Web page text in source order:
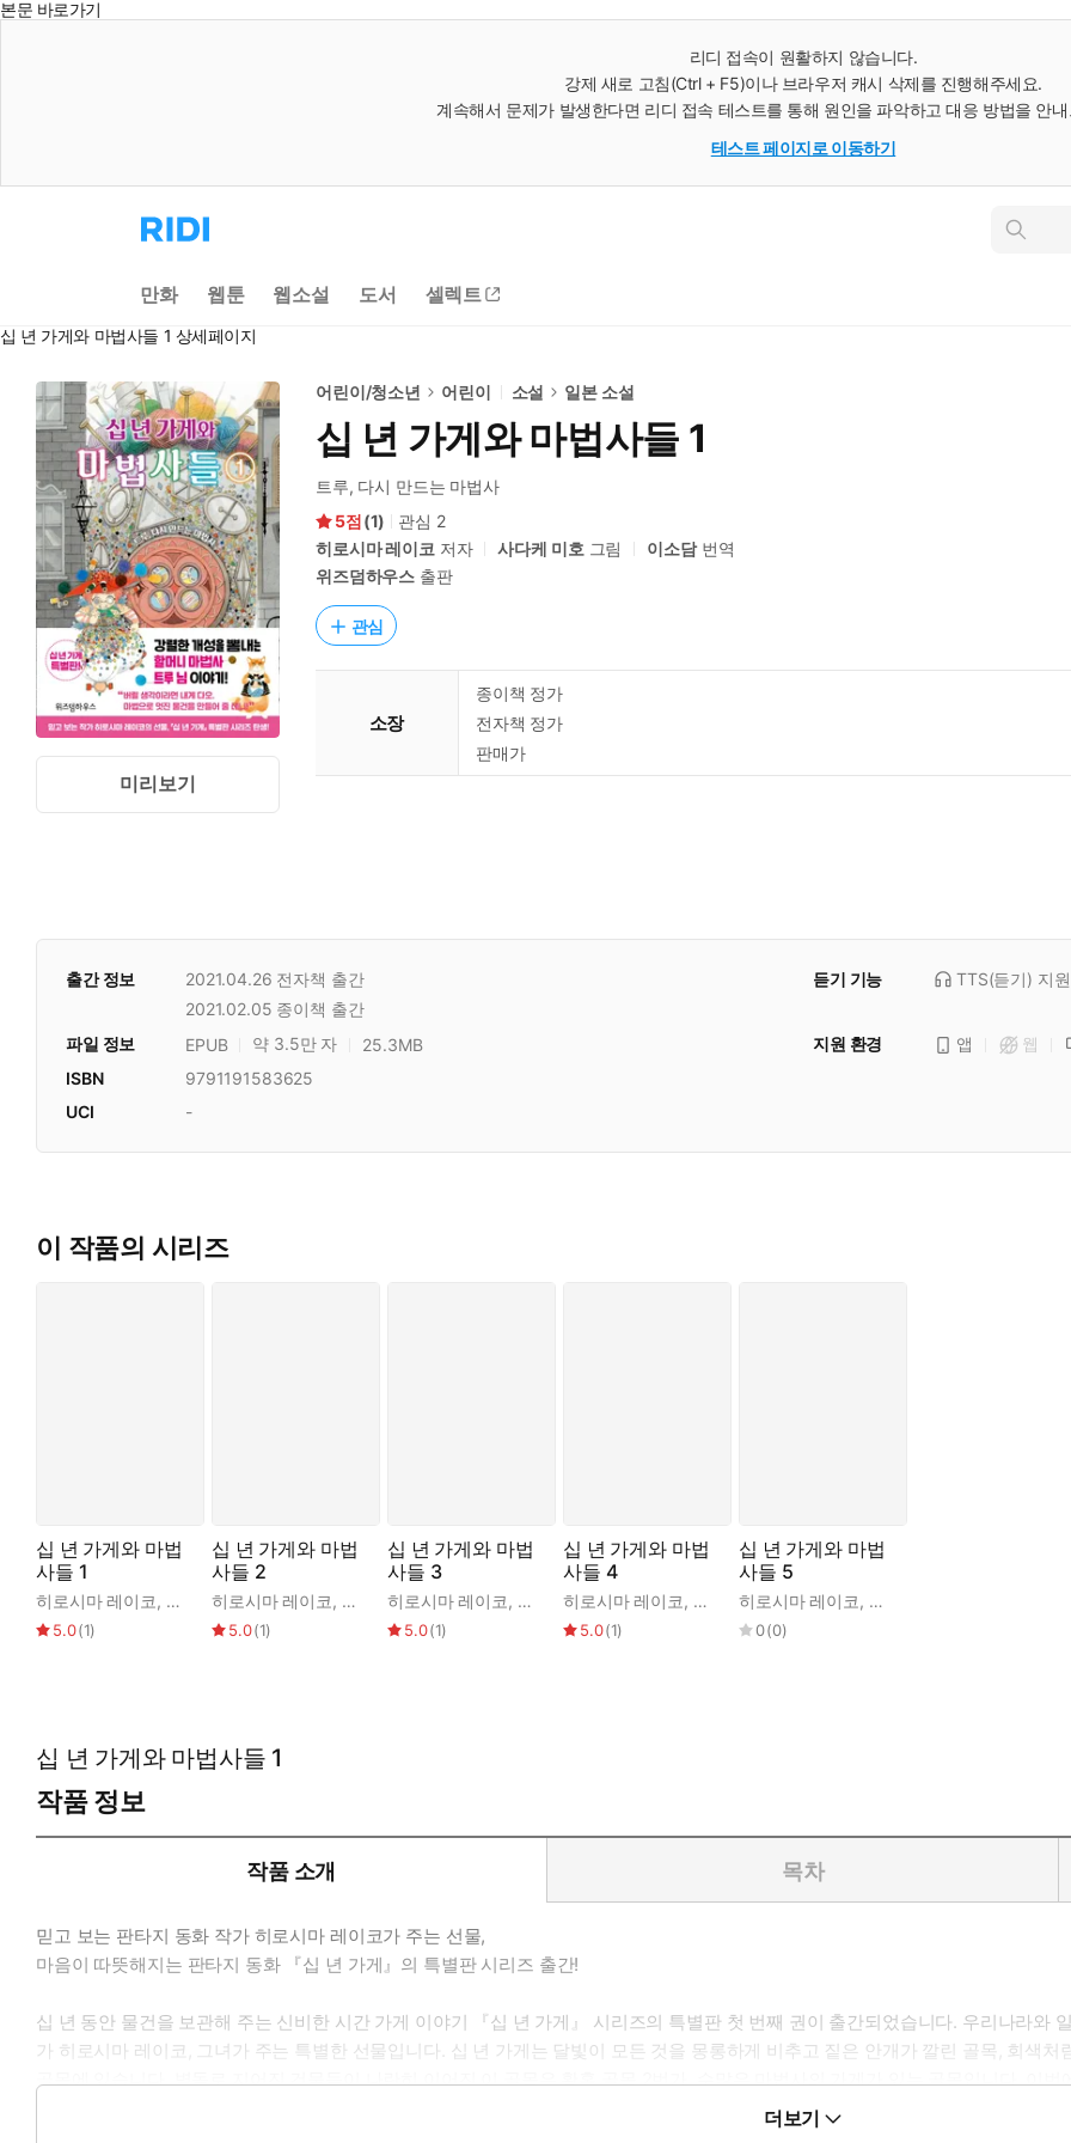
본문 바로가기
리디 접속이 원활하지 않습니다.
강제 새로 고침(Ctrl + F5)이나 브라우저 캐시 삭제를 진행해주세요.
계속해서 문제가 발생한다면 리디 접속 테스트를 통해 원인을 파악하고 대응 방법을 안
테스트 페이지로 이동하기
리
디
으
로
동
인
만화 웹툰 웹소설 도서 셀렉트
십 년 가게와 마법사들 1 상세페이지
미리보기
어린이/청소년 어린이 소설 일본 소설
십 년 가게와 마법사들 1
트루, 다시 만드는 마법사
5
(1) 관심 2
히로시마 레이코 저자 사다케 미호 그림 이소담번역
위즈덤하우스 출판
관심
소장
종이책 정가
전자책 정가
판매가
출간 정보 2021.04.26 전자책 출간
2021.02.05 종이책 출간
듣기 기능 TTS(듣기) 지원
파일 정보 EPUB 약 3.5만 자 25.3MB 지원 환경 앱
웹
ISBN
9791191583625
UCI
-
이 작품의 시리즈
십 년 가게와 마법
사들 1
히로시마 레이코, 사다케 미호,이소담
5.0(1)
십 년 가게와 마법
사들 2
히로시마 레이코, 사다케 미호,이소담
5.0(1)
십 년 가게와 마법
사들 3
히로시마 레이코, 사다케 미호,이소담
5.0(1)
십 년 가게와 마법
사들 4
히로시마 레이코, 사다케 미호,이소담
5.0(1)
십 년 가게와 마법
사들 5
히로시마 레이코, 사다케 미호
0(0)
십 년 가게와 마법사들 1
작품 정보
작품 소개 목차
믿고 보는 판타지 동화 작가 히로시마 레이코가 주는 선물,
마음이 따뜻해지는 판타지 동화 『십 년 가게』의 특별판 시리즈 출간!
십 년 동안 물건을 보관해 주는 신비한 시간 가게 이야기 『십 년 가게』 시리즈의 특별판 첫 번째 권이 출간되었습니다. 우리나라와
가 히로시마 레이코, 그녀가 주는 특별한 선물입니다. 십 년 가게는 달빛이 모든 것을 몽롱하게 비추고 짙은 안개가 깔린 골목, 회색
골목에 있습니다. 벽돌로 지어진 건물들이 나란히 이어진 이 골목은 황혼 골목 2번가, 수많은 마법사의 가게가 있는 골목입니다. 이
의 이웃인 이 마법사들 이야기입니다. 그 첫 번째 권은 『십 년 가게 1』부터 계속 등장하는 다시 만드는 마법사 트루 님이 주인공입
더보기